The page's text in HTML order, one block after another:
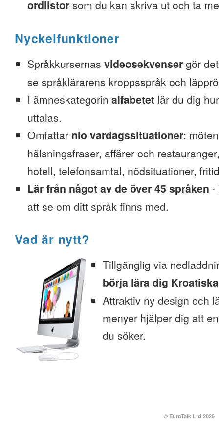
ordlistor som du kan skriva ut och ta
Nyckelfunktioner
Språkkursernas videosekvenser gör
se språklärarens kroppsspråk och
I ämneskategorin alfabetet lär du dig
uttalas.
Omfattar nio vardagssituationer:
hälsningsfraser, affärer och
hotell, telefonsamtal, nödsituationer,
Lär från något av de över 45 språken -
att se om ditt språk finns med.
Vad är nytt?
Tillgänglig via
börja lära dig
Attraktiv ny design och
menyer hjälper dig att
du söker.
© EuroTalk Ltd 2026